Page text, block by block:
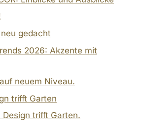
gedacht
2026: Akzente mit
neuem Niveau.
trifft Garten
Design trifft Garten.